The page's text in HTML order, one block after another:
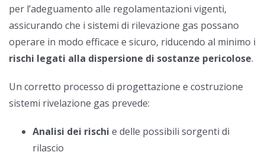
per l’adeguamento alle regolamentazioni vigenti,
assicurando che i sistemi di rilevazione gas possano
operare in modo efficace e sicuro, riducendo al minimo i
rischi legati alla dispersione di sostanze pericolose.
Un corretto processo di progettazione e costruzione
sistemi rivelazione gas prevede:
Analisi dei rischi e delle possibili sorgenti di
rilascio